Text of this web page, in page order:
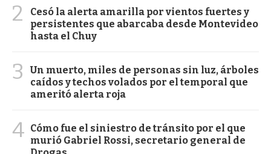
2
Cesó la alerta amarilla por vientos fuertes y
persistentes que abarcaba desde Montevideo
hasta el Chuy
3
Un muerto, miles de personas sin luz, árboles
caídos y techos volados por el temporal que
ameritó alerta roja
4 Cómo fue el siniestro de tránsito por el que
murió Gabriel Rossi, secretario general de